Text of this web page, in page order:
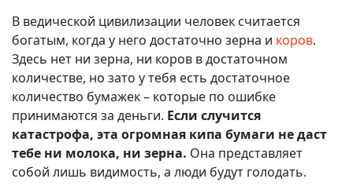
В ведической цивилизации человек считается
богатым, когда у него достаточно зерна и коров.
Здесь нет ни зерна, ни коров в достаточном
количестве, но зато у тебя есть достаточное
количество бумажек – которые по ошибке
принимаются за деньги. Если случится
катастрофа, эта огромная кипа бумаги не даст
тебе ни молока, ни зерна. Она представляет
собой лишь видимость, а люди будут голодать.